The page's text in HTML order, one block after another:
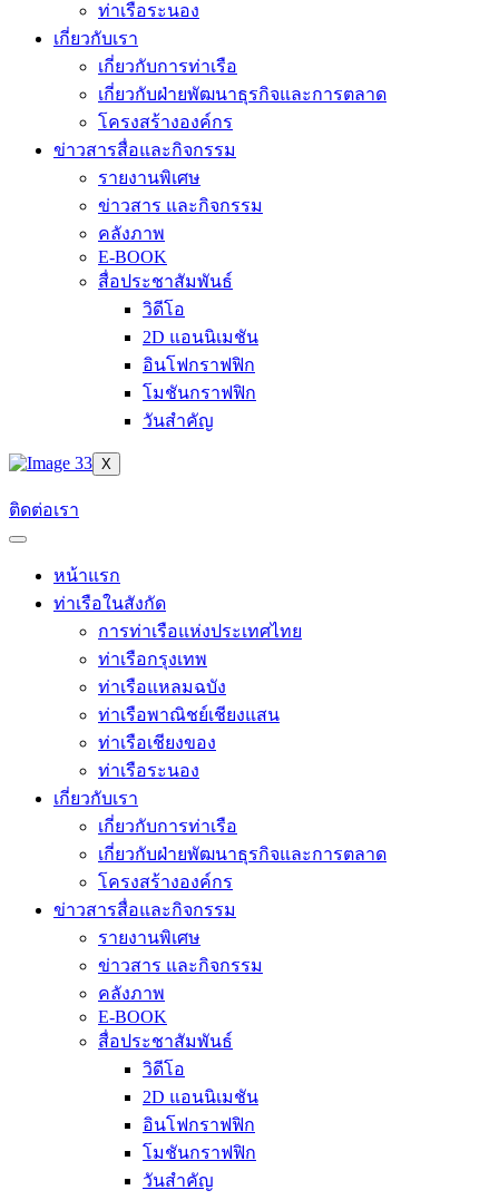
ท่าเรือระนอง
เกี่ยวกับเรา
เกี่ยวกับการท่าเรือ
เกี่ยวกับฝ่ายพัฒนาธุรกิจและการตลาด
โครงสร้างองค์กร
ข่าวสารสื่อและกิจกรรม
รายงานพิเศษ
ข่าวสาร และกิจกรรม
คลังภาพ
E-BOOK
สื่อประชาสัมพันธ์
วิดีโอ
2D แอนนิเมชัน
อินโฟกราฟฟิก
โมชันกราฟฟิก
วันสำคัญ
X
ติดต่อเรา
หน้าแรก
ท่าเรือในสังกัด
การท่าเรือแห่งประเทศไทย
ท่าเรือกรุงเทพ
ท่าเรือแหลมฉบัง
ท่าเรือพาณิชย์เชียงแสน
ท่าเรือเชียงของ
ท่าเรือระนอง
เกี่ยวกับเรา
เกี่ยวกับการท่าเรือ
เกี่ยวกับฝ่ายพัฒนาธุรกิจและการตลาด
โครงสร้างองค์กร
ข่าวสารสื่อและกิจกรรม
รายงานพิเศษ
ข่าวสาร และกิจกรรม
คลังภาพ
E-BOOK
สื่อประชาสัมพันธ์
วิดีโอ
2D แอนนิเมชัน
อินโฟกราฟฟิก
โมชันกราฟฟิก
วันสำคัญ